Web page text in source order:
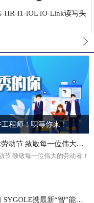
HR-I1-IOL IO-Link读写头
程师！职等你来！
SYGOLE | 五一国际劳动节 致敬每一位伟大的劳动者！
节 致敬每一位伟大的劳动者！
相聚宁德 共襄盛会 | SYGOLE携最新“智”能方案亮相宁德国际新能源电池大会，共话智慧能源未来发展！